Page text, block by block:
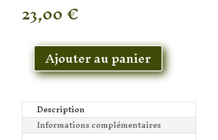
23,00€
En stock
quantité
Bracelet
Pierre
Tube
Ajouter au panier
Description
Informations complémentaires